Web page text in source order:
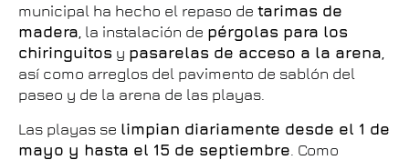
municipal ha hecho el repaso de tarimas de
madera , la instalación de pérgolas para los
chiringuitos y pasarelas de acceso a la arena
así como arreglos del pavimento de sablón del
paseo y de la arena de las playas.
Las playas se limpian diariamente desde el 1 de
mayo y hasta el 15 de septiembre . Como